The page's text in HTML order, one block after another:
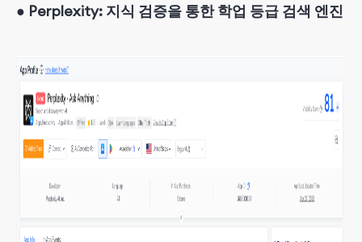
● Perplexity: 지식 검증을 통한 학업 등급 검색 엔진